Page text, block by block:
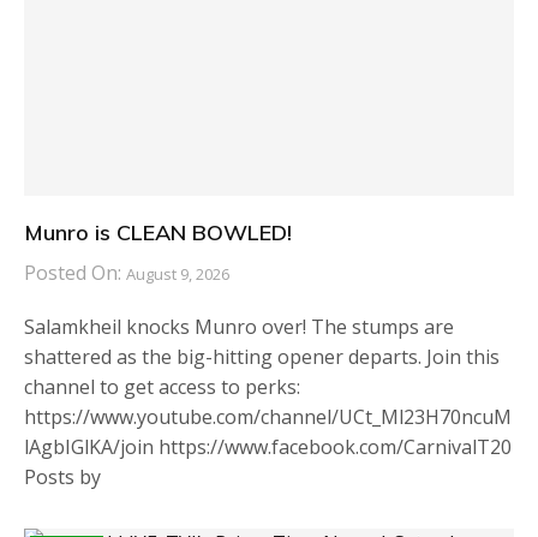
Munro is CLEAN BOWLED!
Posted On: August 9, 2026
Salamkheil knocks Munro over! The stumps are
shattered as the big-hitting opener departs. Join this
channel to get access to perks:
https://www.youtube.com/channel/UCt_Ml23H70ncuM
lAgbIGlKA/join https://www.facebook.com/CarnivalT20
Posts by